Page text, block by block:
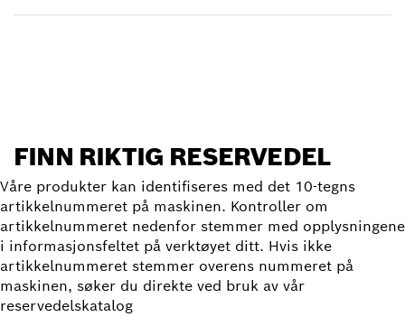
FINN RIKTIG RESERVEDEL
Våre produkter kan identifiseres med det 10-tegns
artikkelnummeret på maskinen. Kontroller om
artikkelnummeret nedenfor stemmer med opplysningene
i informasjonsfeltet på verktøyet ditt. Hvis ikke
artikkelnummeret stemmer overens nummeret på
maskinen, søker du direkte ved bruk av vår
reservedelskatalog